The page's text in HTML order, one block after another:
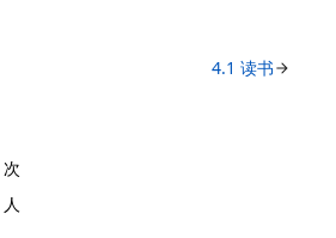
4.1 读书
次
人